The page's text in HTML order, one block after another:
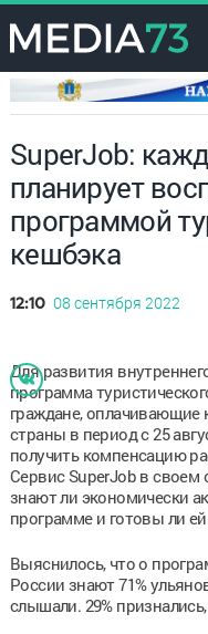
SuperJob:
планирует
программой
кешбэка
12:10 08 сентября 2022
Для развития
программа
граждане, оплачивающие
страны в период с 25
получить компенсацию
Сервис SuperJob в своем
знают ли экономически
программе и готовы ли
Выяснилось, что о
России знают 71%
слышали. 29%